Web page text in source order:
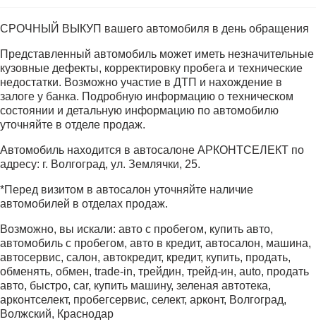
СРОЧНЫЙ ВЫКУП вашего автомобиля в день обращения
Представленный автомобиль может иметь незначительные
кузовные дефекты, корректировку пробега и технические
недостатки. Возможно участие в ДТП и нахождение в
залоге у банка. Подробную информацию о техническом
состоянии и детальную информацию по автомобилю
уточняйте в отделе продаж.
Автомобиль находится в автосалоне АРКОНТСЕЛЕКТ по
адресу: г. Волгоград, ул. Землячки, 25.
*Перед визитом в автосалон уточняйте наличие
автомобилей в отделах продаж.
Возможно, вы искали: авто с пробегом, купить авто,
автомобиль с пробегом, авто в кредит, автосалон, машина,
автосервис, салон, автокредит, кредит, купить, продать,
обменять, обмен, trade-in, трейдин, трейд-ин, auto, продать
авто, быстро, car, купить машину, зеленая автотека,
арконтселект, пробегсервис, селект, арконт, Волгоград,
Волжский, Краснодар